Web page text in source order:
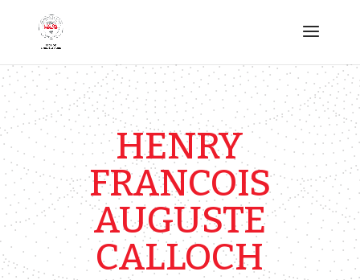
HENRY
FRANCOIS
AUGUSTE
CALLOCH